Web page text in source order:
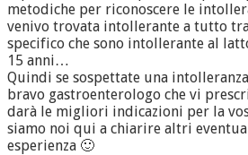
metodiche per riconoscere le
venivo trovata intollerante a tutto
specifico che sono intollerante al
15 anni…
Quindi se sospettate una
bravo gastroenterologo che vi
darà le migliori indicazioni per la
siamo noi qui a chiarire altri
esperienza 🙂